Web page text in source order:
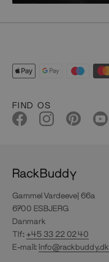
FIND OS
RackBuddy
Gammel Vardeevej 66a
6700 ESBJERG
Danmark
Tlf:+45 33 22 02 40
E-mail:info@rackbuddy.dk